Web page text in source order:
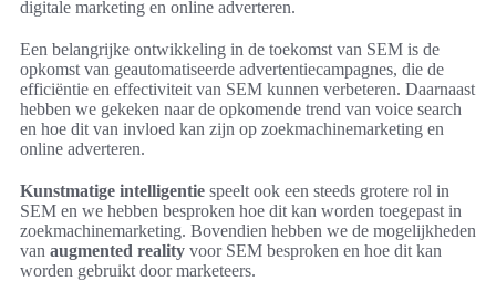
digitale marketing en online adverteren.
Een belangrijke ontwikkeling in de toekomst van SEM is de
opkomst van geautomatiseerde advertentiecampagnes, die de
efficiëntie en effectiviteit van SEM kunnen verbeteren. Daarnaast
hebben we gekeken naar de opkomende trend van voice search
en hoe dit van invloed kan zijn op zoekmachinemarketing en
online adverteren.
Kunstmatige intelligentie speelt ook een steeds grotere rol in
SEM en we hebben besproken hoe dit kan worden toegepast in
zoekmachinemarketing. Bovendien hebben we de mogelijkheden
van augmented reality voor SEM besproken en hoe dit kan
worden gebruikt door marketeers.